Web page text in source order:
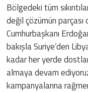
Bölgedeki tüm
değil çözümün
Cumhurbaşkanı
bakışla Suriye’den
kadar her yerde
almaya devam
kampanyalarına